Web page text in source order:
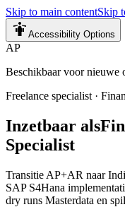
Skip to main contentSkip
Accessibility Options
AP
Beschikbaar voor nieuwe
Freelance specialist ·
Inzetbaar als
Specialist
Transitie AP+AR naar
SAP S4Hana
dry runs Masterdata en